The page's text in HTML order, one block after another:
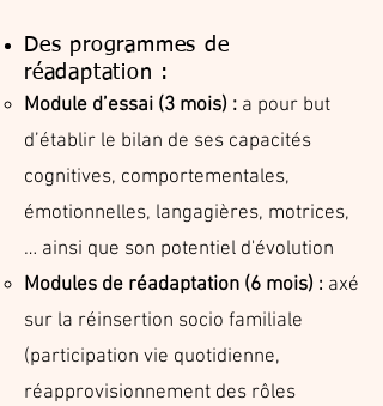
Des programmes de
réadaptation :
Module d’essai (3 mois) : a pour but
d’établir le bilan de ses capacités
cognitives, comportementales,
émotionnelles, langagières, motrices,
… ainsi que son potentiel d'évolution​​​​​​
Modules de réadaptation (6 mois) : axé
sur la réinsertion socio familiale
(participation vie quotidienne,
réapprovisionnement des rôles